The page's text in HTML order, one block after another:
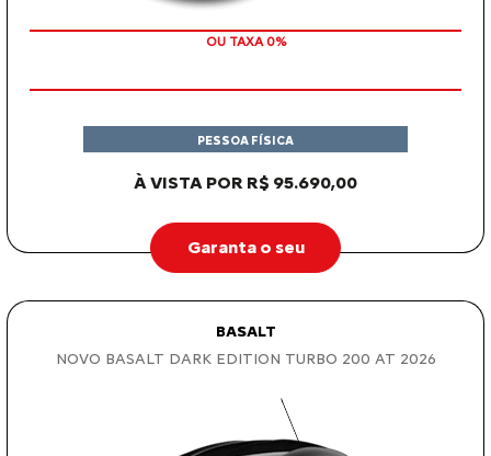
À VISTA POR R$ 95.690,00
PESSOA FÍSICA
Garanta o seu
BASALT
NOVO BASALT DARK EDITION TURBO 200 AT 2026